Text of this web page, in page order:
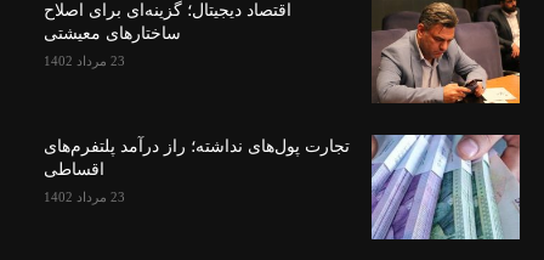
اقتصاد دیجیتال؛ گزینه‌ای برای اصلاح
ساختارهای معیشتی
23 مرداد 1402
تجارت پول‌های نداشته؛ راز درآمد پلتفرم‌های
اقساطی
23 مرداد 1402